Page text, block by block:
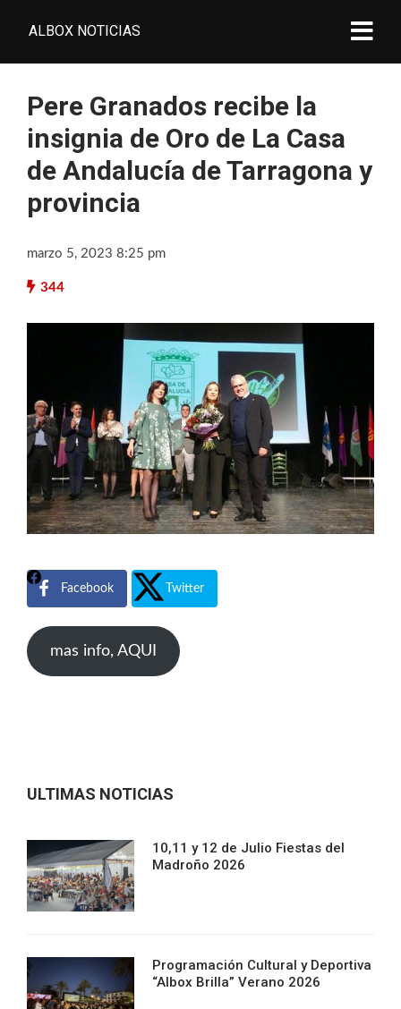
ALBOX NOTICIAS
Pere Granados recibe la
insignia de Oro de La Casa
de Andalucía de Tarragona y
provincia
marzo 5, 2023 8:25 pm
344
Facebook Twitter
mas info, AQUI
ULTIMAS NOTICIAS
10,11 y 12 de Julio Fiestas del
Madroño 2026
Programación Cultural y Deportiva
“Albox Brilla” Verano 2026